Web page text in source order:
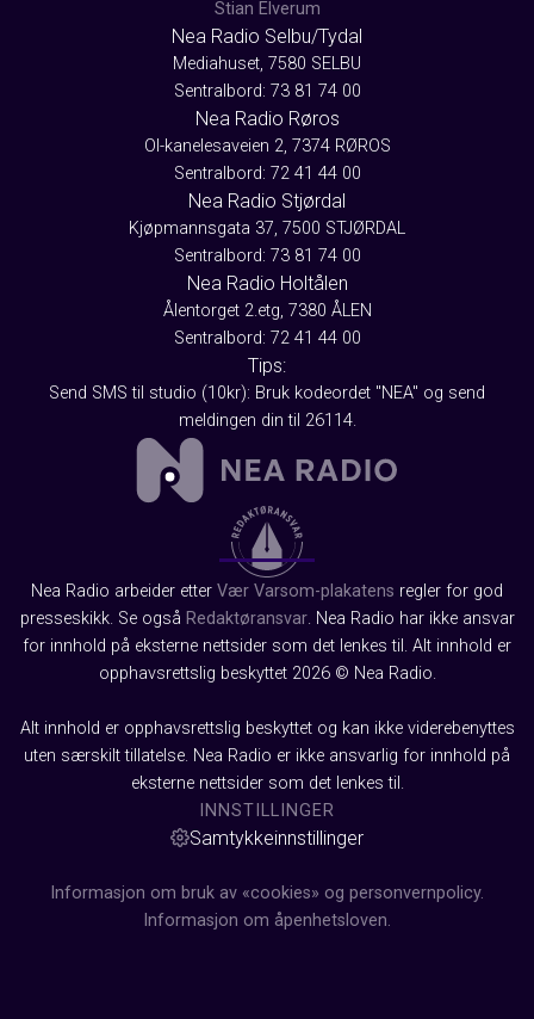
Stian Elverum
Nea Radio Selbu/Tydal
Mediahuset, 7580 SELBU
Sentralbord: 73 81 74 00
Nea Radio Røros
Ol-kanelesaveien 2, 7374 RØROS
Sentralbord: 72 41 44 00
Nea Radio Stjørdal
Kjøpmannsgata 37, 7500 STJØRDAL
Sentralbord: 73 81 74 00
Nea Radio Holtålen
Ålentorget 2.etg, 7380 ÅLEN
Sentralbord: 72 41 44 00
Tips:
Send SMS til studio (10kr): Bruk kodeordet "NEA" og send
meldingen din til 26114.
Nea Radio arbeider etter Vær Varsom-plakatens regler for god
presseskikk. Se også Redaktøransvar. Nea Radio har ikke ansvar
for innhold på eksterne nettsider som det lenkes til. Alt innhold er
opphavsrettslig beskyttet 2026 © Nea Radio.
Alt innhold er opphavsrettslig beskyttet og kan ikke viderebenyttes
uten særskilt tillatelse. Nea Radio er ikke ansvarlig for innhold på
eksterne nettsider som det lenkes til.
INNSTILLINGER
Samtykkeinnstillinger
Informasjon om bruk av «cookies» og personvernpolicy.
Informasjon om åpenhetsloven.